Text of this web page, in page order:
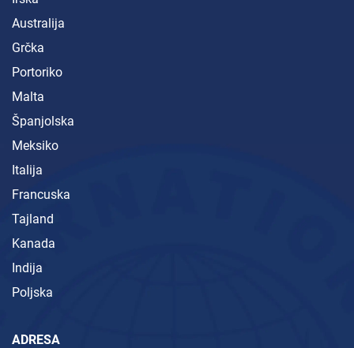
Australija
Grčka
Portoriko
Malta
Španjolska
Meksiko
Italija
Francuska
Tajland
Kanada
Indija
Poljska
ADRESA